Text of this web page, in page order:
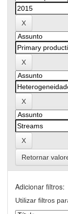
Retornar
Adicionar filtros:
Utilizar filtros